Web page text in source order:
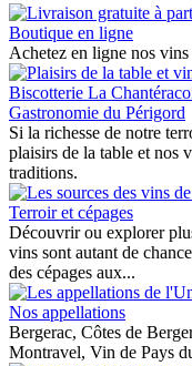
Boutique en ligne
Achetez en ligne nos
Gastronomie du Périgord
Si la richesse de notre
plaisirs de la table et nos
traditions.
Terroir et cépages
Découvrir ou explorer
vins sont autant de
des cépages aux...
Nos appellations
Bergerac, Côtes de
Montravel, Vin de Pays